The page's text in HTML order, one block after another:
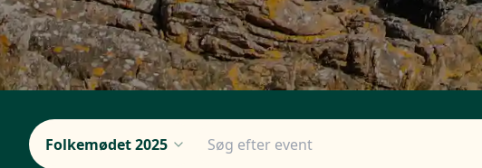
Folkemødet 2025